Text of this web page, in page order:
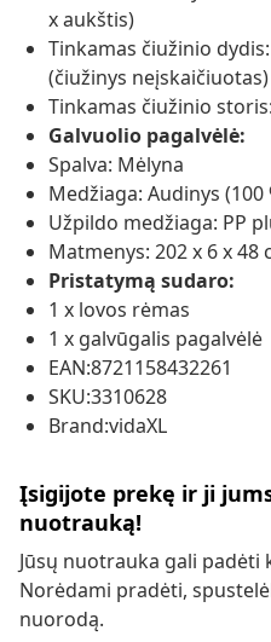
x aukštis)
Tinkamas čiužinio
(čiužinys neįskaičiuotas)
Tinkamas čiužinio
Galvuolio pagalvėlė:
Spalva: Mėlyna
Medžiaga: Audinys
Užpildo medžiaga: PP
Matmenys: 202 x 6 x
Pristatymą sudaro:
1 x lovos rėmas
1 x galvūgalis pagalvėlė
EAN:8721158432261
SKU:3310628
Brand:vidaXL
Įsigijote prekę ir ji
nuotrauką!
Jūsų nuotrauka gali padėti
Norėdami pradėti,
nuorodą.